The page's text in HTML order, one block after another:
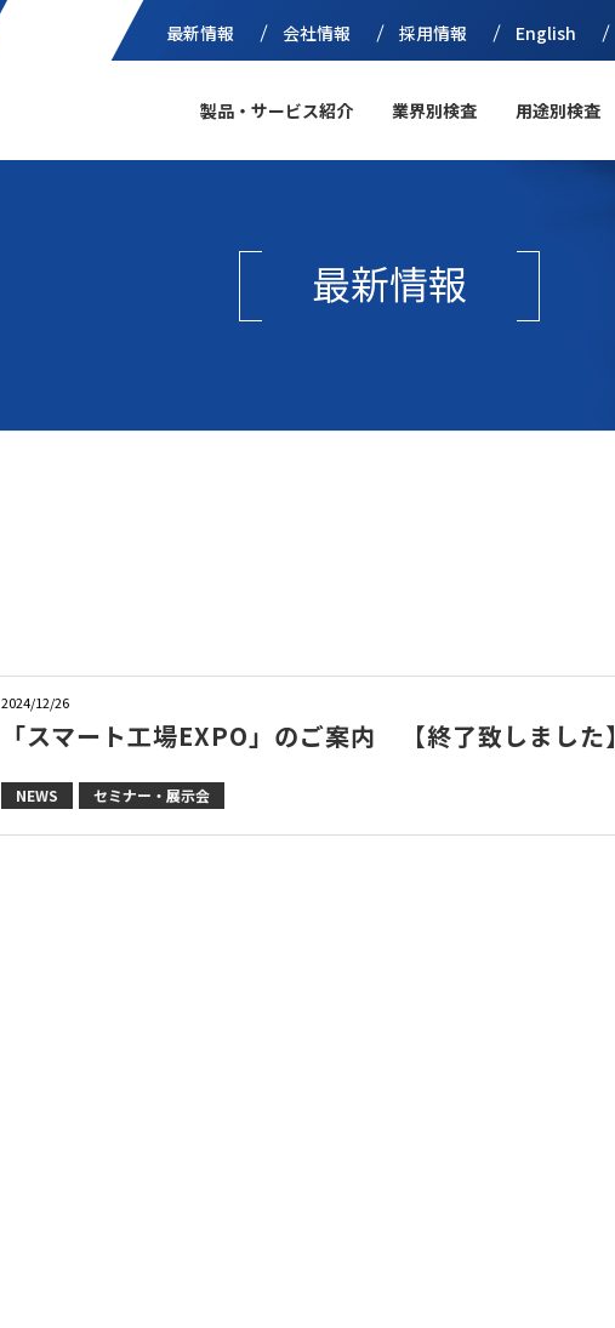
最新情報 会社情報 採用情報 English
製品・サービス紹介 業界別検査 用途別検査
最新情報
2024/12/26
「スマート工場EXPO」のご案内 【終了致しました】
NEWS セミナー・展示会